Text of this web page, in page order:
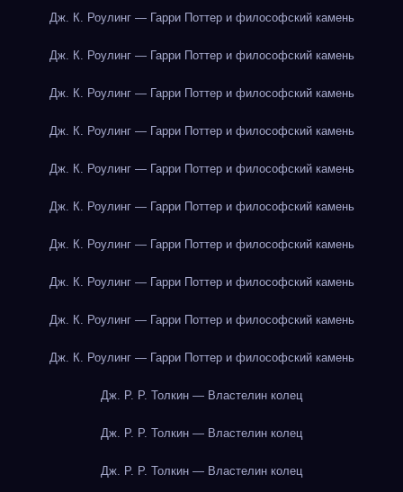
Дж. К. Роулинг — Гарри Поттер и философский камень
Дж. К. Роулинг — Гарри Поттер и философский камень
Дж. К. Роулинг — Гарри Поттер и философский камень
Дж. К. Роулинг — Гарри Поттер и философский камень
Дж. К. Роулинг — Гарри Поттер и философский камень
Дж. К. Роулинг — Гарри Поттер и философский камень
Дж. К. Роулинг — Гарри Поттер и философский камень
Дж. К. Роулинг — Гарри Поттер и философский камень
Дж. К. Роулинг — Гарри Поттер и философский камень
Дж. К. Роулинг — Гарри Поттер и философский камень
Дж. Р. Р. Толкин — Властелин колец
Дж. Р. Р. Толкин — Властелин колец
Дж. Р. Р. Толкин — Властелин колец